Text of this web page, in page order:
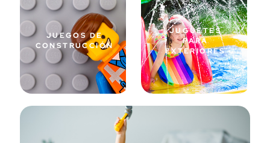
JUEGOS DE
CONSTRUCCIÓN
JUGUETES
PARA
EXTERIORES